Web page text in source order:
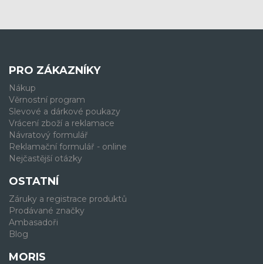
PRO ZÁKAZNÍKY
Nákup
Věrnostní program
Slevové a dárkové poukazy
Vrácení zboží a reklamace
Návratový formulář
Reklamační formulář - online
Nejčastější otázky
OSTATNÍ
Záruky a registrace produktů
Prodávané značky
Ambasadoři
Blog
MORIS